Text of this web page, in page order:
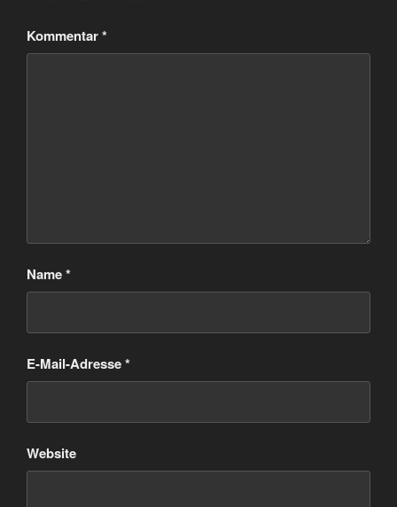
Kommentar*
Name*
E-Mail-Adresse*
Website